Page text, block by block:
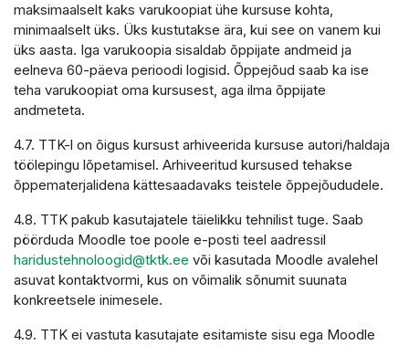
maksimaalselt kaks varukoopiat ühe kursuse kohta,
minimaalselt üks. Üks kustutakse ära, kui see on vanem kui
üks aasta. Iga varukoopia sisaldab õppijate andmeid ja
eelneva 60-päeva perioodi logisid. Õppejõud saab ka ise
teha varukoopiat oma kursusest, aga ilma õppijate
andmeteta.
4.7. TTK-l on õigus kursust arhiveerida kursuse autori/haldaja
töölepingu lõpetamisel. Arhiveeritud kursused tehakse
õppematerjalidena kättesaadavaks teistele õppejõududele.
4.8. TTK pakub kasutajatele täielikku tehnilist tuge. Saab
pöörduda Moodle toe poole e-posti teel aadressil
haridustehnoloogid@tktk.ee või kasutada Moodle avalehel
asuvat kontaktvormi, kus on võimalik sõnumit suunata
konkreetsele inimesele.
4.9. TTK ei vastuta kasutajate esitamiste sisu ega Moodle